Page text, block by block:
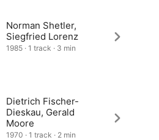
Norman Shetler,
Siegfried Lorenz
1985 · 1 track · 3 min
Dietrich Fischer-
Dieskau, Gerald
Moore
1970 · 1 track · 2 min